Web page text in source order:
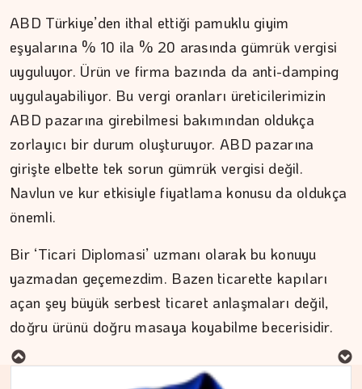
ABD Türkiye’den ithal ettiği pamuklu giyim
eşyalarına % 10 ila % 20 arasında gümrük vergisi
uyguluyor. Ürün ve firma bazında da anti-damping
uygulayabiliyor. Bu vergi oranları üreticilerimizin
ABD pazarına girebilmesi bakımından oldukça
zorlayıcı bir durum oluşturuyor. ABD pazarına
girişte elbette tek sorun gümrük vergisi değil.
Navlun ve kur etkisiyle fiyatlama konusu da oldukça
önemli.
Bir ‘Ticari Diplomasi’ uzmanı olarak bu konuyu
yazmadan geçemezdim. Bazen ticarette kapıları
açan şey büyük serbest ticaret anlaşmaları değil,
doğru ürünü doğru masaya koyabilme becerisidir.
MURAT DOĞAN
Aç kalan sadece mideniz…